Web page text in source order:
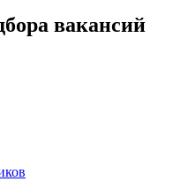
вакансий